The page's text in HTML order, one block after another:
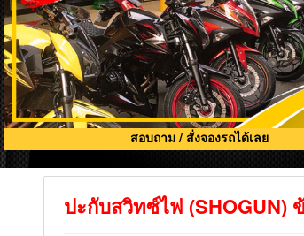
สอบถาม / สั่งจองรถได้เลย
ปะกับสวิทซ์ไฟ (SHOGUN)